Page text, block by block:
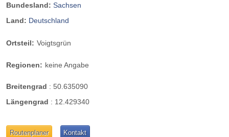
Bundesland: Sachsen
Land: Deutschland
Ortsteil: Voigtsgrün
Regionen: keine Angabe
Breitengrad : 50.635090
Längengrad : 12.429340
Routenplaner Kontakt